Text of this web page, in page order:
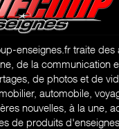
enseignes.fr traite des
de la communication
de photos et de
automobile,
nouvelles, à la une,
de produits